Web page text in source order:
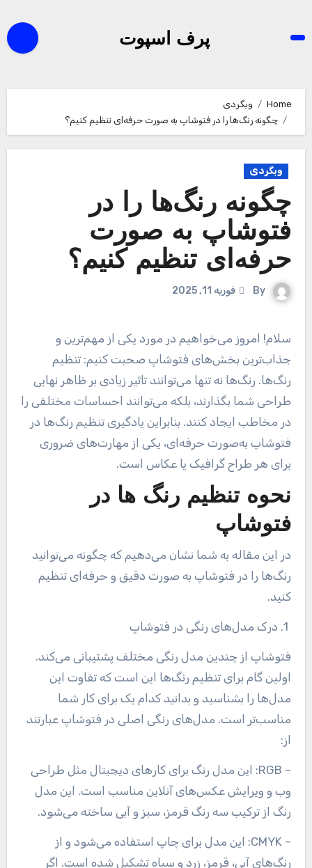
پرف اسپوت
Home
وبگردی
چگونه رنگ‌ها را در فتوشاپ به صورت حرفه‌ای تنظیم کنیم؟
وبگردی
چگونه رنگ‌ها را در
فتوشاپ به صورت
حرفه‌ای تنظیم کنیم؟
فوریه 11, 2025
سلام! امروز می‌خواهیم در مورد یکی از مهم‌ترین و
جذاب‌ترین بخش‌های فتوشاپ صحبت کنیم: تنظیم
رنگ‌ها. رنگ‌ها نه تنها می‌توانند تاثیر زیادی بر ظاهر نهایی
طراحی شما بگذارند، بلکه می‌توانند احساسات مختلفی را
در مخاطب ایجاد کنند. بنابراین یادگیری تنظیم رنگ‌ها در
فتوشاپ به‌صورت حرفه‌ای، یکی از مهارت‌های ضروری
برای هر طراح گرافیک یا عکاس است.
نحوه تنظیم رنگ ها در
فتوشاپ
در این مقاله به شما نشان می‌دهیم که چگونه می‌توانید
رنگ‌ها را در فتوشاپ به صورت دقیق و حرفه‌ای تنظیم
کنید.
فتوشاپ از چندین مدل رنگی مختلف پشتیبانی می‌کند.
اولین گام برای تنظیم رنگ‌ها این است که تفاوت این
مدل‌ها را بشناسید و بدانید کدام یک برای کار شما
مناسب‌تر است. مدل‌های رنگی اصلی در فتوشاپ عبارتند
از:
– RGB: این مدل رنگ برای کارهای دیجیتال مثل طراحی
وب و ویرایش عکس‌های آنلاین مناسب است. این مدل
رنگ از ترکیب سه رنگ قرمز، سبز و آبی ساخته می‌شود.
– CMYK: این مدل برای چاپ استفاده می‌شود و از
رنگ‌های آبی، قرمز، زرد و سیاه تشکیل شده است. اگر